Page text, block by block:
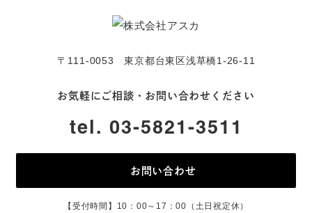
〒111-0053 東京都台東区浅草橋1-26-11
お気軽にご相談・お問い合わせください
tel. 03-5821-3511
お問い合わせ
【受付時間】10：00～17：00（土日祝定休）